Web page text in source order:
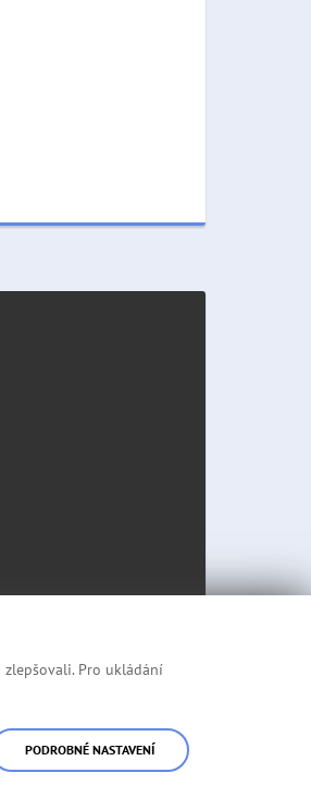
zlepšovali. Pro ukládání
PODROBNÉ NASTAVENÍ